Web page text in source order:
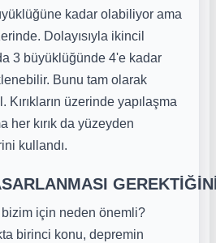
kadar olabiliyor ama
Dolayısıyla ikincil
3 büyüklüğünde 4'e kadar
Bunu tam olarak
üzerinde yapılaşma
her kırık da yüzeyden
kullandı.
bizim için neden önemli?
birinci konu, depremin